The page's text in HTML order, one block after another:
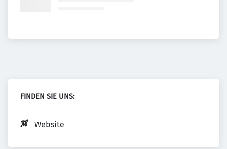
FINDEN SIE UNS:
Website